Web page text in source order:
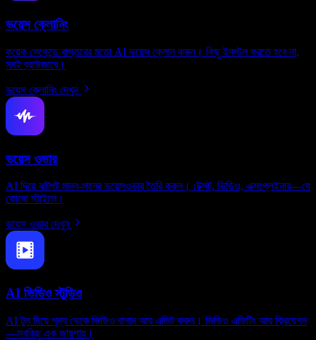
ভয়েস ক্লোনিং
কয়েক সেকেন্ডে বাস্তবের মতো AI ভয়েস ক্লোন করুন। কিছু ইনস্টল করতে হবে না,
সবই ব্রাউজারে।
ভয়েস ক্লোনিং দেখুন
ভয়েস ওভার
AI দিয়ে ঝটপট মানব-মানের ভয়েসওভার তৈরি করুন। টেক্সট, ভিডিও, এক্সপ্লেইনার—যে
কোনো স্টাইলে।
ভয়েস ওভার দেখুন
AI ভিডিও স্টুডিও
AI টুল দিয়ে শূন্য থেকে ভিডিও বানান আর এডিট করুন। ভিডিও এডিটিং আর ক্রিয়েশন
—সবকিছু এক জায়গায়।